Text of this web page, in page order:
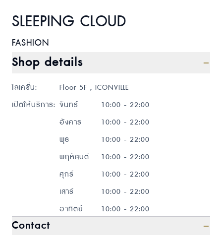
SLEEPING CLOUD
FASHION
Shop details
โลเคชั่น:
Floor 5F , ICONVILLE
เปิดให้บริการ: จันทร์
10:00 - 22:00
อังคาร
10:00 - 22:00
พุธ
10:00 - 22:00
พฤหัสบดี
10:00 - 22:00
ศุกร์
10:00 - 22:00
เสาร์
10:00 - 22:00
อาทิตย์
10:00 - 22:00
Contact